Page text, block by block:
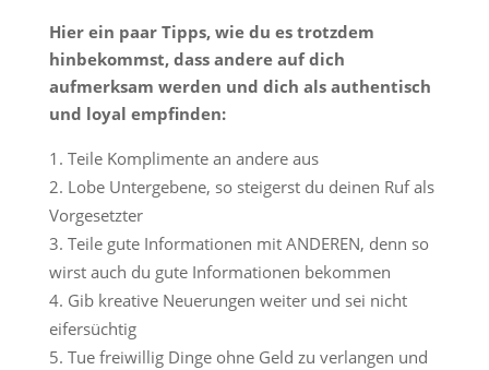
Hier ein paar Tipps, wie du es trotzdem
hinbekommst, dass andere auf dich
aufmerksam werden und dich als authentisch
und loyal empfinden:
Teile Komplimente an andere aus
Lobe Untergebene, so steigerst du deinen Ruf als
Vorgesetzter
Teile gute Informationen mit ANDEREN, denn so
wirst auch du gute Informationen bekommen
Gib kreative Neuerungen weiter und sei nicht
eifersüchtig
Tue freiwillig Dinge ohne Geld zu verlangen und